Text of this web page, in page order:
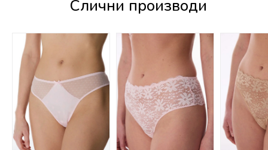
Слични производи